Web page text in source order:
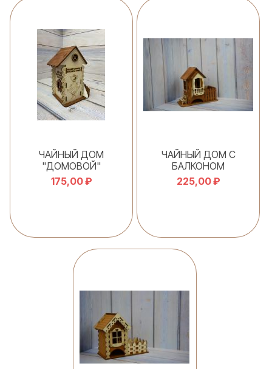
В корзину
ЧАЙНЫЙ ДОМ
"ДОМОВОЙ"
175,00 ₽
В корзину
ЧАЙНЫЙ ДОМ С
БАЛКОНОМ
225,00 ₽